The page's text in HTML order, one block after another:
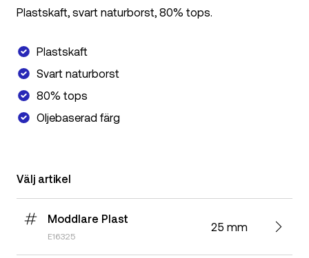
Plastskaft, svart naturborst, 80% tops.
Plastskaft
Svart naturborst
80% tops
Oljebaserad färg
Välj artikel
Moddlare Plast
E16325
25 mm